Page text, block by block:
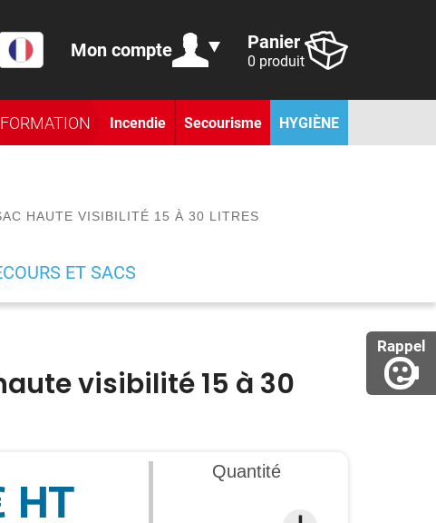
Rappel
Mon compte Panier
0 produit
FORMATION Incendie Secourisme HYGIÈNE
HAUTE VISIBILITÉ 15 À 30 LITRES
ET SACS
visibilité 15 à 30
HT
Quantité